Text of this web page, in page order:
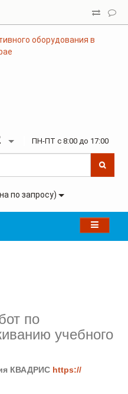
ПН-ПТ с 8:00 до 17:00
по запросу)
по
учебного
КВАДРИС https://